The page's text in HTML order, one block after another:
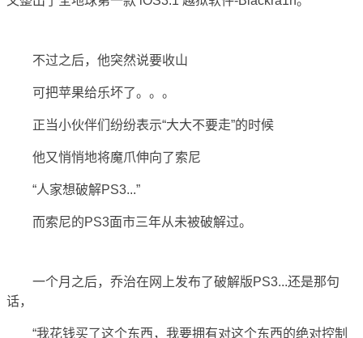
不过之后，他突然说要收山
可把苹果给乐坏了。。。
正当小伙伴们纷纷表示“大大不要走”的时候
他又悄悄地将魔爪伸向了索尼
“人家想破解PS3...”
而索尼的PS3面市三年从未被破解过。
一个月之后，乔治在网上发布了破解版PS3...还是那句
话，
“我花钱买了这个东西，我要拥有对这个东西的绝对控制